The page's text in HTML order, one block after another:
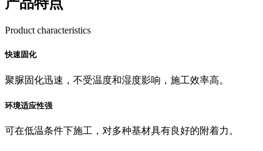
产品特点
Product characteristics
快速固化
聚脲固化迅速，不受温度和湿度影响，施工效率高。
环境适应性强
可在低温条件下施工，对多种基材具有良好的附着力。